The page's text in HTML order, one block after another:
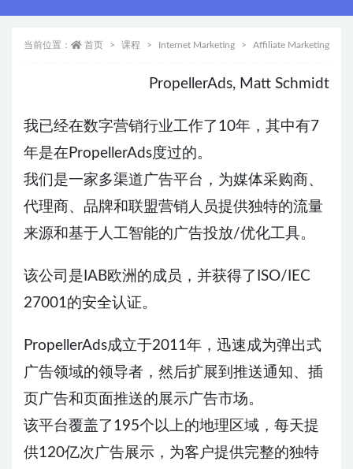
当前位置： 首页 课程 Internet Marketing Affiliate Marketing
PropellerAds, Matt Schmidt
我已经在数字营销行业工作了10年，其中有7
年是在PropellerAds度过的。
我们是一家多渠道广告平台，为媒体采购商、
代理商、品牌和联盟营销人员提供独特的流量
来源和基于人工智能的广告投放/优化工具。
该公司是IAB欧洲的成员，并获得了ISO/IEC
27001的安全认证。
PropellerAds成立于2011年，迅速成为弹出式
广告领域的领导者，然后扩展到推送通知、插
页广告和页面推送的展示广告市场。
该平台覆盖了195个以上的地理区域，每天提
供120亿次广告展示，为客户提供完整的独特